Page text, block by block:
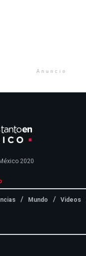
Anuncio
2020
Mundo Videos